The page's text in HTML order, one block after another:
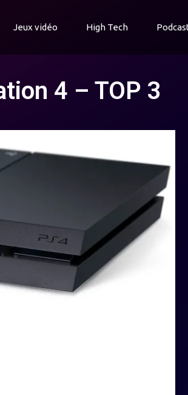
Jeux vidéo High Tech
4 – TOP 3